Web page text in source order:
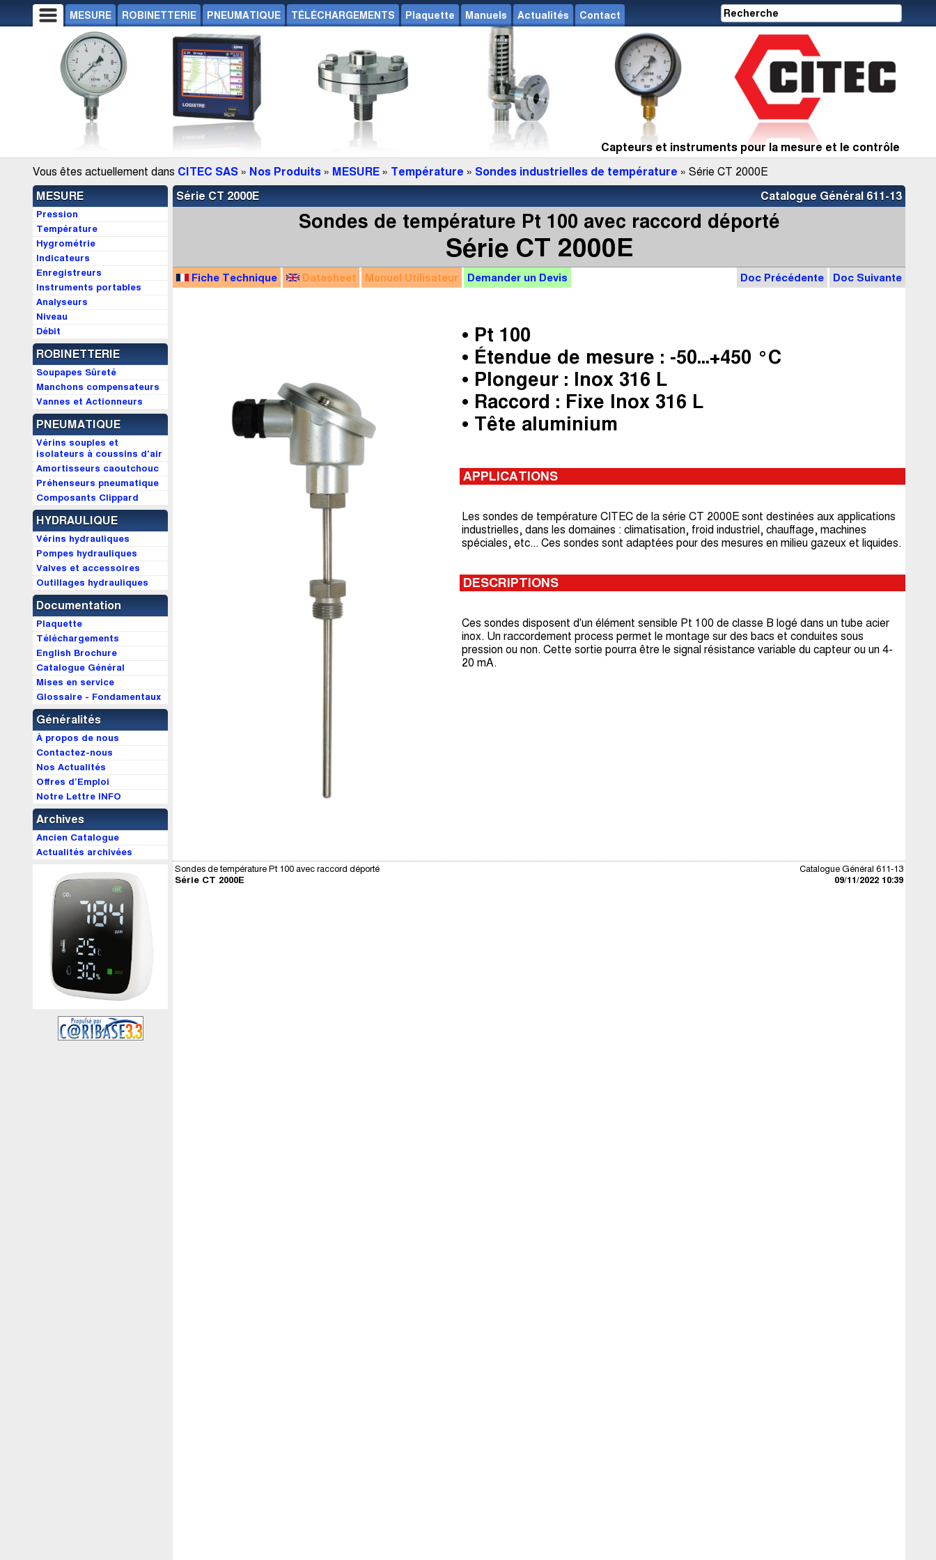
MESURE ROBINETTERIE PNEUMATIQUE TÉLÉCHARGEMENTS Plaquette Manuels Actualités Contact
Capteurs et instruments pour la mesure et le contrôle
Vous êtes actuellement dans CITEC SAS » Nos Produits » MESURE » Température » Sondes industrielles de température » Série CT 2000E
MESURE
Pression
Température
Hygrométrie
Indicateurs
Enregistreurs
Instruments portables
Analyseurs
Niveau
Débit
ROBINETTERIE
Soupapes Sûreté
Manchons compensateurs
Vannes et Actionneurs
PNEUMATIQUE
Vérins souples et
isolateurs à coussins d'air
Amortisseurs caoutchouc
Préhenseurs pneumatique
Composants Clippard
HYDRAULIQUE
Vérins hydrauliques
Pompes hydrauliques
Valves et accessoires
Outillages hydrauliques
Documentation
Plaquette
Téléchargements
English Brochure
Catalogue Général
Mises en service
Glossaire - Fondamentaux
Généralités
À propos de nous
Contactez-nous
Nos Actualités
Offres d’Emploi
Notre Lettre INFO
Archives
Ancien Catalogue
Actualités archivées
Catalogue Général 611-13
Série CT 2000E
Sondes de température Pt 100 avec raccord déporté
Série CT 2000E
Doc Précédente Doc Suivante
Fiche Technique Datasheet Manuel Utilisateur Demander un Devis
• Pt 100
• Étendue de mesure : -50...+450 °C
• Plongeur : Inox 316 L
• Raccord : Fixe Inox 316 L
• Tête aluminium
APPLICATIONS
Les sondes de température CITEC de la série CT 2000E sont destinées aux applications
industrielles, dans les domaines : climatisation, froid industriel, chauffage, machines
spéciales, etc... Ces sondes sont adaptées pour des mesures en milieu gazeux et liquides.
DESCRIPTIONS
Ces sondes disposent d'un élément sensible Pt 100 de classe B logé dans un tube acier
inox. Un raccordement process permet le montage sur des bacs et conduites sous
pression ou non. Cette sortie pourra être le signal résistance variable du capteur ou un 4-
20 mA.
Catalogue Général 611-13
09/11/2022 10:39
Sondes de température Pt 100 avec raccord déporté
Série CT 2000E